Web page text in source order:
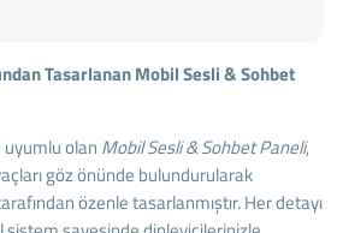
Tasarlanan Mobil Sesli & Sohbet
olan Mobil Sesli & Sohbet Paneli,
göz önünde bulundurularak
özenle tasarlanmıştır. Her detayı